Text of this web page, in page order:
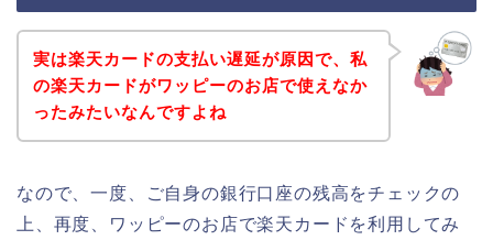
実は楽天カードの支払い遅延が原因で、私
の楽天カードがワッピーのお店で使えなか
ったみたいなんですよね
なので、一度、ご自身の銀行口座の残高をチェックの
上、再度、ワッピーのお店で楽天カードを利用してみ